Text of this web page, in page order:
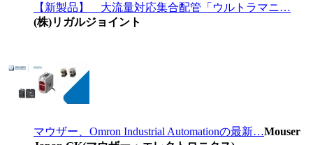
【新製品】 大流量対応集合配管「ウルトラマニ…
(株)リガルジョイント
マウザー、Omron Industrial Automationの最新…Mouser